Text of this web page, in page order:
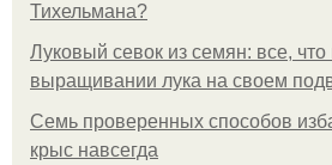
Тихельмана?
Луковый севок из семян: все, что
выращивании лука на своем
Семь проверенных способов
крыс навсегда